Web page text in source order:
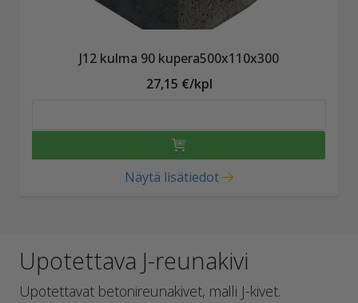
J12 kulma 90 kupera500x110x300
27,15 €/kpl
Näytä lisätiedot
Upotettava J-reunakivi
Upotettavat betonireunakivet, malli J-kivet.